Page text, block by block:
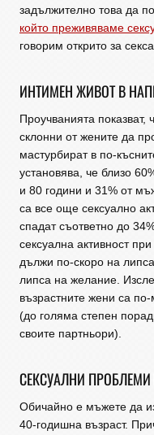
задължително това да
който преживяваме
говорим открито за
ИНТИМЕН ЖИВОТ В
Проучванията
склонни от жените да
мастурбират в по-
установява, че близо
и 80 години и 31% от
са все още сексуално
спадат съответно до
сексуална активност
дължи по-скоро на
липса на желание.
възрастните жени са
(до голяма степен
своите партньори).
СЕКСУАЛНИ
Обичайно е мъжете да
40-годишна възраст.